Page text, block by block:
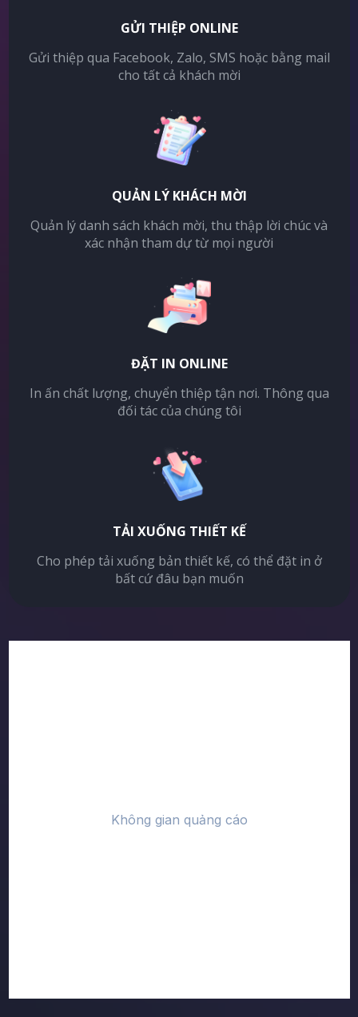
GỬI THIỆP ONLINE
Gửi thiệp qua Facebook, Zalo, SMS hoặc bằng mail
cho tất cả khách mời
QUẢN LÝ KHÁCH MỜI
Quản lý danh sách khách mời, thu thập lời chúc và
xác nhận tham dự từ mọi người
ĐẶT IN ONLINE
In ấn chất lượng, chuyển thiệp tận nơi. Thông qua
đối tác của chúng tôi
TẢI XUỐNG THIẾT KẾ
Cho phép tải xuống bản thiết kế, có thể đặt in ở
bất cứ đâu bạn muốn